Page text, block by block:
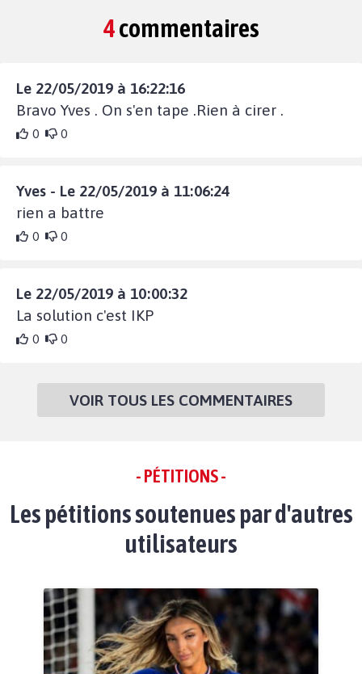
4commentaires
Le 22/05/2019 à 16:22:16
Bravo Yves . On s'en tape .Rien à cirer .
0 0
Yves - Le 22/05/2019 à 11:06:24
rien a battre
0 0
Le 22/05/2019 à 10:00:32
La solution c'est IKP
0 0
VOIR TOUS LES COMMENTAIRES
- PÉTITIONS -
Les pétitions soutenues par d'autres
utilisateurs